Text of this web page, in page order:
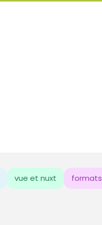
vue et nuxt formats